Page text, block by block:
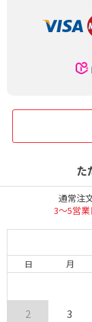
た
通常注
3〜5営業
日 月
2
3